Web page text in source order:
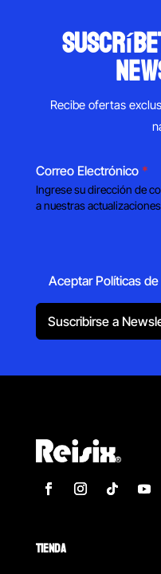
Recibe ofertas
Correo Electrónico *
Ingrese su dirección de
a nuestras
Aceptar Políticas
Suscribirse a
TIENDA